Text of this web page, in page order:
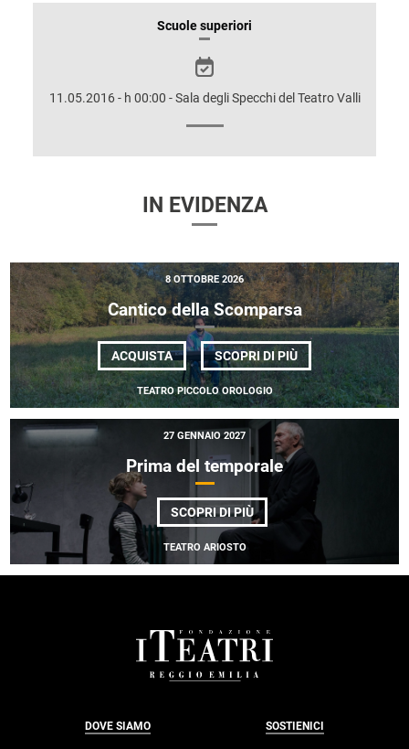
INFORMAZIONIScuole superiori
11.05.2016 - h 00:00 - Sala degli Specchi del Teatro Valli
IN EVIDENZA
8 OTTOBRE 2026
Cantico della Scomparsa
ACQUISTA SCOPRI DI PIÙDI
CANTICO
DELLA
SCOMPARSA
TEATRO PICCOLO OROLOGIO
27 GENNAIO 2027
Prima del temporale
SCOPRI DI PIÙDI
PRIMA
TEMPORALE
TEATRO ARIOSTO
DOVE SIAMO SOSTIENICI